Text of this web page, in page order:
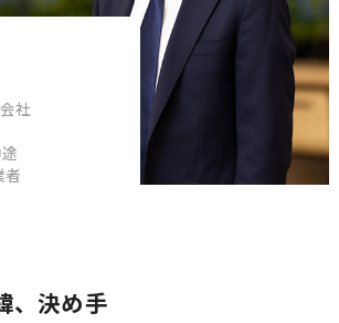
社
者
、決め手